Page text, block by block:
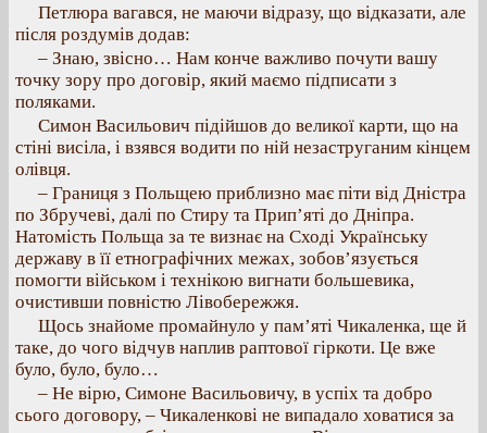
Петлюра вагався, не маючи відразу, що відказати, але
після роздумів додав:
– Знаю, звісно… Нам конче важливо почути вашу
точку зору про договір, який маємо підписати з
поляками.
Симон Васильович підійшов до великої карти, що на
стіні висіла, і взявся водити по ній незаструганим кінцем
олівця.
– Границя з Польщею приблизно має піти від Дністра
по Збручеві, далі по Стиру та Прип’яті до Дніпра.
Натомість Польща за те визнає на Сході Українську
державу в її етнографічних межах, зобов’язується
помогти військом і технікою вигнати большевика,
очистивши повністю Лівобережжя.
Щось знайоме промайнуло у пам’яті Чикаленка, ще й
таке, до чого відчув наплив раптової гіркоти. Це вже
було, було, було…
– Не вірю, Симоне Васильовичу, в успіх та добро
сього договору, – Чикаленкові не випадало ховатися за